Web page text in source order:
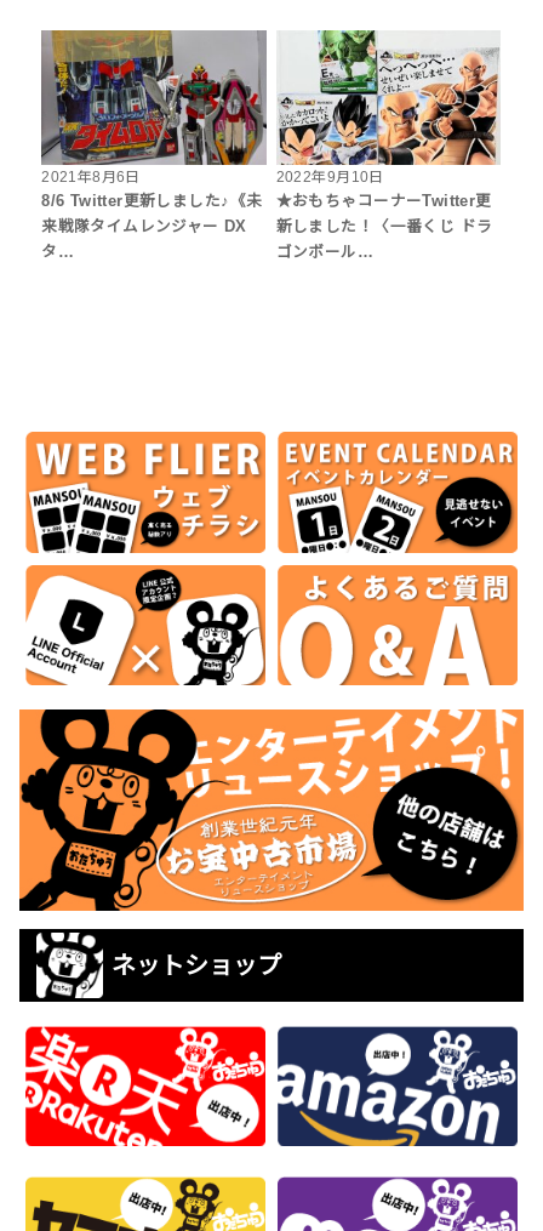
2021年8月6日
8/6 Twitter更新しました♪《未
来戦隊タイムレンジャー DX
タ…
2022年9月10日
★おもちゃコーナーTwitter更
新しました！〈一番くじ ドラ
ゴンボール…
ネットショップ